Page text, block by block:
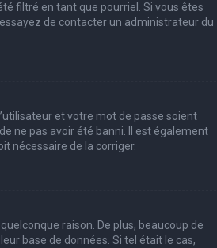
filtré en tant que pourriel. Si vous êtes
de contacter un administrateur du
et votre mot de passe soient
ne pas avoir été banni. Il est également
nécessaire de la corriger.
raison. De plus, beaucoup de
base de données. Si tel était le cas,